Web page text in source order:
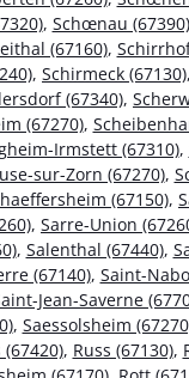
, Schœnau (67390)
(67160),
, Schirmeck (67130),
(67340),
(67270),
Irmstett (67310),
sur-Zorn (67270),
(67150),
, Sarre-Union
, Salenthal (67440),
(67140), Saint-
Jean-Saverne
, Saessolsheim
(67420), Russ (67130),